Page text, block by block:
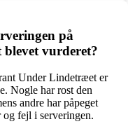
på
vurderet?
Under Lindetræet er
Nogle har rost den
andre har påpeget
og fejl i serveringen.